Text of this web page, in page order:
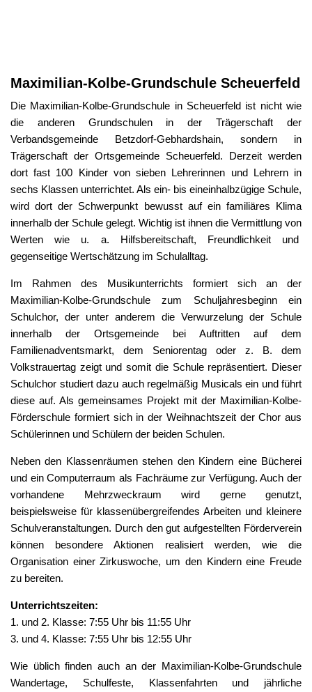
Kolbe-
Grundschule
Maximilian-Kolbe-Grundschule Scheuerfeld
Die Maximilian-Kolbe-Grundschule in Scheuerfeld ist nicht wie
die anderen Grundschulen in der Trägerschaft der
Verbandsgemeinde Betzdorf-Gebhardshain, sondern in
Trägerschaft der Ortsgemeinde Scheuerfeld. Derzeit werden
dort fast 100 Kinder von sieben Lehrerinnen und Lehrern in
sechs Klassen unterrichtet. Als ein- bis eineinhalbzügige Schule,
wird dort der Schwerpunkt bewusst auf ein familiäres Klima
innerhalb der Schule gelegt. Wichtig ist ihnen die Vermittlung von
Werten wie u. a. Hilfsbereitschaft, Freundlichkeit und
gegenseitige Wertschätzung im Schulalltag.
Im Rahmen des Musikunterrichts formiert sich an der
Maximilian-Kolbe-Grundschule zum Schuljahresbeginn ein
Schulchor, der unter anderem die Verwurzelung der Schule
innerhalb der Ortsgemeinde bei Auftritten auf dem
Familienadventsmarkt, dem Seniorentag oder z. B. dem
Volkstrauertag zeigt und somit die Schule repräsentiert. Dieser
Schulchor studiert dazu auch regelmäßig Musicals ein und führt
diese auf. Als gemeinsames Projekt mit der Maximilian-Kolbe-
Förderschule formiert sich in der Weihnachtszeit der Chor aus
Schülerinnen und Schülern der beiden Schulen.
Neben den Klassenräumen stehen den Kindern eine Bücherei
und ein Computerraum als Fachräume zur Verfügung. Auch der
vorhandene Mehrzweckraum wird gerne genutzt,
beispielsweise für klassenübergreifendes Arbeiten und kleinere
Schulveranstaltungen. Durch den gut aufgestellten Förderverein
können besondere Aktionen realisiert werden, wie die
Organisation einer Zirkuswoche, um den Kindern eine Freude
zu bereiten.
Unterrichtszeiten:
1. und 2. Klasse: 7:55 Uhr bis 11:55 Uhr
3. und 4. Klasse: 7:55 Uhr bis 12:55 Uhr
Wie üblich finden auch an der Maximilian-Kolbe-Grundschule
Wandertage, Schulfeste, Klassenfahrten und jährliche